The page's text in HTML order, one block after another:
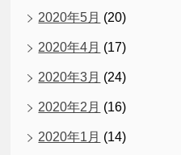
2020年5月 (20)
2020年4月 (17)
2020年3月 (24)
2020年2月 (16)
2020年1月 (14)